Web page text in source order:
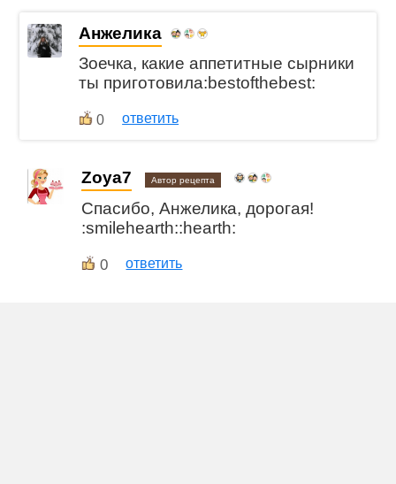
Анжелика
Зоечка, какие аппетитные сырники
ты приготовила:bestofthebest:
0 ответить
Zoya7 Автор рецепта
Спасибо, Анжелика, дорогая!
:smilehearth::hearth:
0 ответить